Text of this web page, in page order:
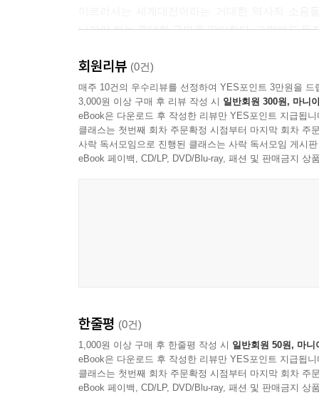
--- p.242
“난 두 번 다시 뭔가를 좋아하지 않을 거예요.”
“그런 말은 하면 안 돼. 사랑하지 않으면 삶에서 너
--- p.246
을 살포시 덮어놓은 듯했다. 푸르스름한 이내가
아이들은 골짜기의 작은 빈터에 모여 있었다. 페
별한 축하 모임을 갖고 있었다. 젬에게는 ‘무지개
위해 샬럿타운으로 떠난다. 그들만의 작은 세계에
다 가슴 한구석에는 한 가닥 쓸쓸함을 느끼고 있었
나가야 하는 중대한 국면을 맞이한다. 그럼에도
몰랐던 독자들에게도, 앤의 전 생애를 함께 따라
이야기로 남기를 바란다.
보다 상세한 주석과 자료를 바탕으로 한 깊이 있는
《앤》 시리즈 전 8권을 번역하면서 저본으로
국내 유일! 《Anne of Windy Willows》를 저본으
이 가운데 《앤》 시리즈에서 특히 판본 간 차이
회원리뷰 (0건)
매주 10건의 우수리뷰를 선정하여 YES포인트 3만원을 드
3,000원 이상 구매 후 리뷰 작성 시 일반회원 300원, 마니
eBook은 다운로드 후 작성한 리뷰만 YES포인트 지급됩니
클래스는 첫번째 회차 주문확정 시점부터 마지막 회차 주
사락 독서모임으로 진행된 클래스는 사락 독서모임 게시
eBook 페이백, CD/LP, DVD/Blu-ray, 패션 및 판매금지 상
한줄평 (0건)
1,000원 이상 구매 후 한줄평 작성 시 일반회원 50원, 마니
eBook은 다운로드 후 작성한 리뷰만 YES포인트 지급됩니
클래스는 첫번째 회차 주문확정 시점부터 마지막 회차 주
eBook 페이백, CD/LP, DVD/Blu-ray, 패션 및 판매금지 상